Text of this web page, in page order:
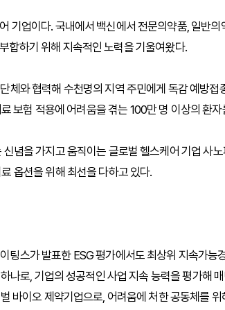
기업이다. 국내에서 백신에서 전문의약품, 일반
합하기 위해 지속적인 노력을 기울여왔다.
체와 협력해 수천명의 지역 주민에게 독감 예방
험 적용에 어려움을 겪는 100만 명 이상의 환자
념을 가지고 움직이는 글로벌 헬스케어 기업 사
옵션을 위해 최선을 다하고 있다.
팅스가 발표한 ESG 평가에서도 최상위 지속가능
나로, 기업의 성공적인 사업 지속 능력을 평가해
바이오 제약기업으로, 어려움에 처한 공동체를